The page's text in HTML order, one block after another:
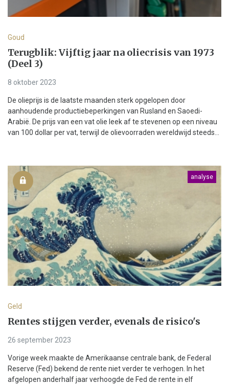
Goud
Terugblik: Vijftig jaar na oliecrisis van 1973
(Deel 3)
8 oktober 2023
De olieprijs is de laatste maanden sterk opgelopen door
aanhoudende productiebeperkingen van Rusland en Saoedi-
Arabië. De prijs van een vat olie leek af te stevenen op een niveau
van 100 dollar per vat, terwijl de olievoorraden wereldwijd steeds...
analyse
Geld
Rentes stijgen verder, evenals de risico's
26 september 2023
Vorige week maakte de Amerikaanse centrale bank, de Federal
Reserve (Fed) bekend de rente niet verder te verhogen. In het
afgelopen anderhalf jaar verhoogde de Fed de rente in elf